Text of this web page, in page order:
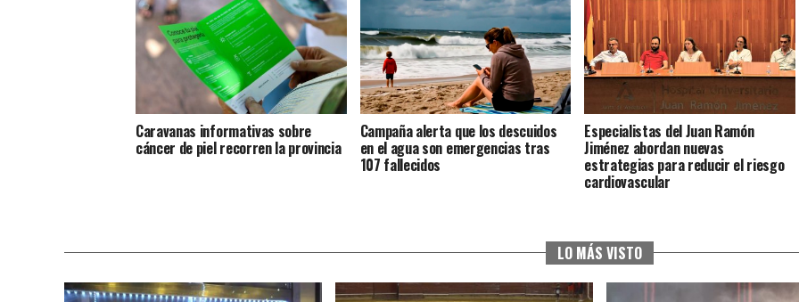
Caravanas informativas sobre
cáncer de piel recorren la provincia
Campaña alerta que los descuidos
en el agua son emergencias tras
107 fallecidos
Especialistas del Juan Ramón
Jiménez abordan nuevas
estrategias para reducir el riesgo
cardiovascular
LO MÁS VISTO